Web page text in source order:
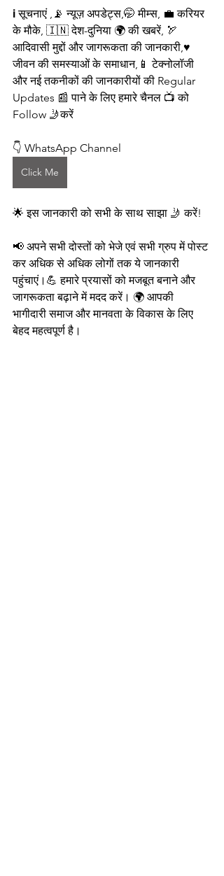
ℹ️ सूचनाएं ,📡 न्यूज़ अपडेट्स,🤭 मीम्स, 💼 करियर
के मौके, 🇮🇳 देश-दुनिया 🌍 की खबरें, 🏹
आदिवासी मुद्दों और जागरूकता की जानकारी,♥️
जीवन की समस्याओं के समाधान,📱 टेक्नोलॉजी
और नई तकनीकों की जानकारीयों की Regular
Updates 📰 पाने के लिए हमारे चैनल 📺 को
Follow 🤳करें
👇 WhatsApp Channel
Click Me
🌟 इस जानकारी को सभी के साथ साझा 🤳 करें!
📢 अपने सभी दोस्तों को भेजे एवं सभी ग्रुप में पोस्ट
कर अधिक से अधिक लोगों तक ये जानकारी
पहुंचाएं।💪 हमारे प्रयासों को मजबूत बनाने और
जागरूकता बढ़ाने में मदद करें। 🌍 आपकी
भागीदारी समाज और मानवता के विकास के लिए
बेहद महत्वपूर्ण है।